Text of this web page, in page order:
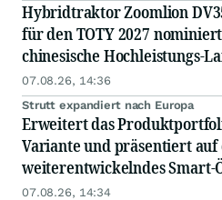
Hybridtraktor Zoomlion
für den TOTY 2027
chinesische Hochleistungs-
07.08.26, 14:36
Strutt expandiert nach Europa
Erweitert das
Variante und präsentiert auf
weiterentwickelndes Smart-
07.08.26, 14:34